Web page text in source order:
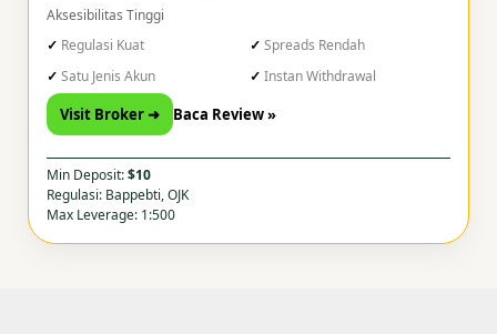
Aksesibilitas Tinggi
Regulasi Kuat
Spreads Rendah
Satu Jenis Akun
Instan Withdrawal
Visit Broker ➜ Baca Review »
Min Deposit:$10
Regulasi: Bappebti, OJK
Max Leverage: 1:500